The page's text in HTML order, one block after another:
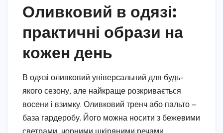
Оливковий в одязі:
практичні образи на
кожен день
В одязі оливковий універсальний для будь-
якого сезону, але найкраще розкривається
восени і взимку. Оливковий тренч або пальто —
база гардеробу. Його можна носити з бежевими